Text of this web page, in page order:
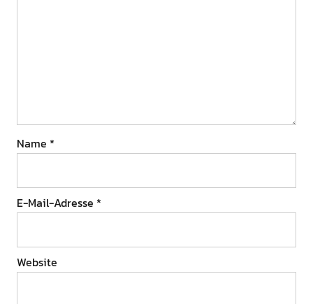
Name *
E-Mail-Adresse *
Website